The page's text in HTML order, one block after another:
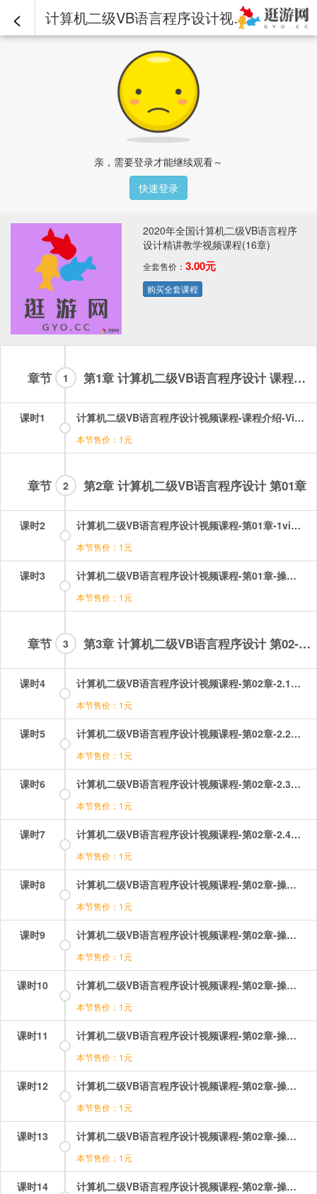
< 计算机二级VB语言程序设计视频课程-第07章-7.2多分支控制结构.mp4 - 2020年全国计算机二级VB语言程序设计精讲教学视频课程(16章)
亲，需要登录才能继续观看～
快速登录
2020年全国计算机二级VB语言程序
设计精讲教学视频课程(16章)
全套售价： 3.00元
购买全套课程
章节 第1章 计算机二级VB语言程序设计 课程介绍
1
课时1 计算机二级VB语言程序设计视频课程-课程介绍-VisualBasic数据库程序设计考纲及课程介绍.mp4
本节售价：1元
章节 第2章 计算机二级VB语言程序设计 第01章
2
课时2 计算机二级VB语言程序设计视频课程-第01章-1visualbasic程序开发环境.mp4
本节售价：1元
课时3 计算机二级VB语言程序设计视频课程-第01章-操作：visualbasic程序开发环境.mp4
本节售价：1元
章节 第3章 计算机二级VB语言程序设计 第02-10章
3
课时4 计算机二级VB语言程序设计视频课程-第02章-2.1对象.mp4
本节售价：1元
课时5 计算机二级VB语言程序设计视频课程-第02章-2.2窗体.mp4
本节售价：1元
课时6 计算机二级VB语言程序设计视频课程-第02章-2.3控件.mp4
本节售价：1元
课时7 计算机二级VB语言程序设计视频课程-第02章-2.4控件的画法和基本操作.mp4
本节售价：1元
课时8 计算机二级VB语言程序设计视频课程-第02章-操作：对象的事件.mp4
本节售价：1元
课时9 计算机二级VB语言程序设计视频课程-第02章-操作：对象的属性.mp4
本节售价：1元
课时10 计算机二级VB语言程序设计视频课程-第02章-操作：对象的方法.mp4
本节售价：1元
课时11 计算机二级VB语言程序设计视频课程-第02章-操作：对象的概念.mp4
本节售价：1元
课时12 计算机二级VB语言程序设计视频课程-第02章-操作：属性的设置方式.mp4
本节售价：1元
课时13 计算机二级VB语言程序设计视频课程-第02章-操作：控件的基本操作.mp4
本节售价：1元
课时14 计算机二级VB语言程序设计视频课程-第02章-操作：窗体的事件.mp4